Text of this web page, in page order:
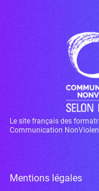
Le site français des
Communication
Mentions légales